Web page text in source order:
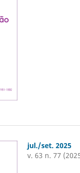
jul./set. 2025
v. 63 n. 77